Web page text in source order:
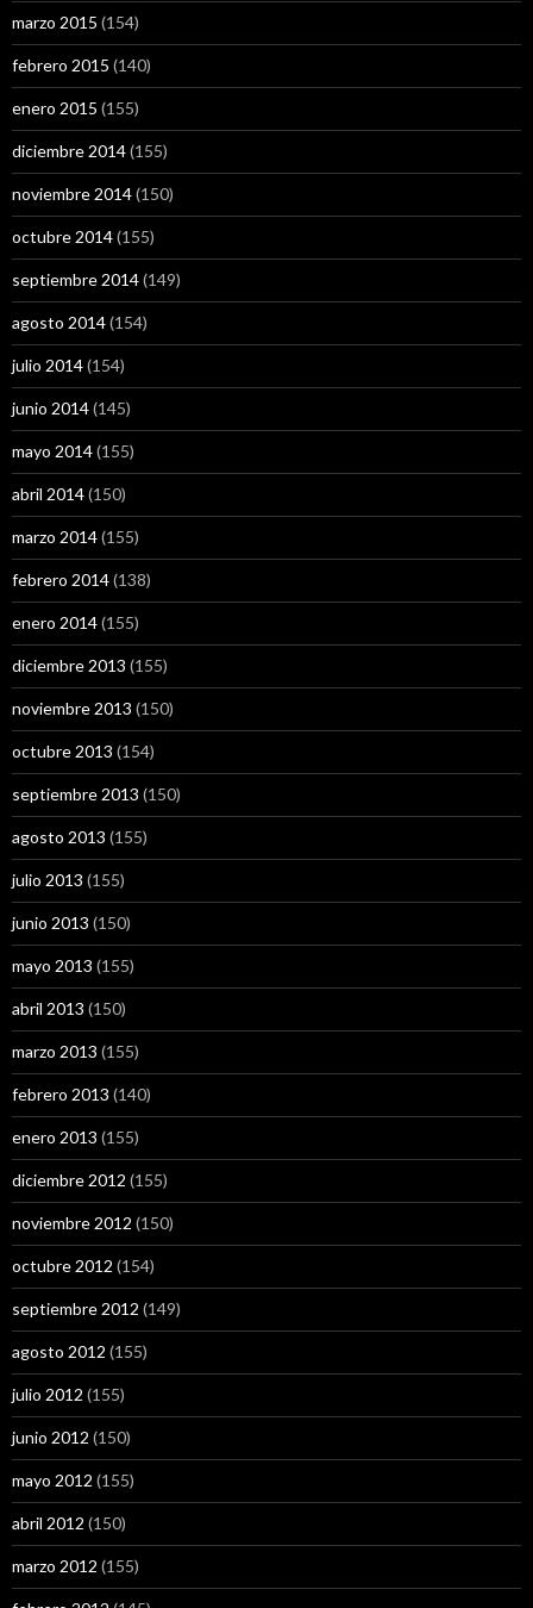
marzo 2015 (154)
febrero 2015 (140)
enero 2015 (155)
diciembre 2014(155)
noviembre 2014(150)
octubre 2014(155)
septiembre 2014(149)
agosto 2014(154)
julio 2014(154)
junio 2014(145)
mayo 2014(155)
abril 2014(150)
marzo 2014(155)
febrero 2014(138)
enero 2014(155)
diciembre 2013 (155)
noviembre 2013 (150)
octubre 2013 (154)
septiembre 2013 (150)
agosto 2013 (155)
julio 2013 (155)
junio 2013 (150)
mayo 2013 (155)
abril 2013 (150)
marzo 2013 (155)
febrero 2013 (140)
enero 2013 (155)
diciembre 2012 (155)
noviembre 2012 (150)
octubre 2012 (154)
septiembre 2012 (149)
agosto 2012 (155)
julio 2012 (155)
junio 2012 (150)
mayo 2012 (155)
abril 2012 (150)
marzo 2012 (155)